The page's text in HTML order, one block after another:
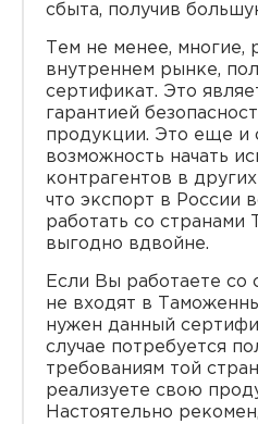
сбыта, получив
Тем не менее, многие,
внутреннем рынке,
сертификат. Это
гарантией
продукции. Это еще и
возможность начать
контрагентов в
что экспорт в России
работать со странами
выгодно вдвойне.
Если Вы работаете со
не входят в
нужен данный
случае потребуется
требованиям той
реализуете свою
Настоятельно